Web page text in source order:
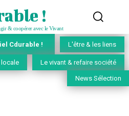
!
& coopérer avec le Vivant
Cdurable ! L'être & les liens
Le vivant & refaire société
News Sélection